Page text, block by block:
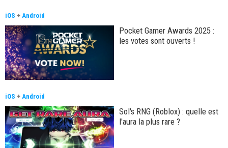
iOS + Android
Pocket Gamer Awards 2025 :
les votes sont ouverts !
iOS + Android
Sol's RNG (Roblox) : quelle est
l'aura la plus rare ?